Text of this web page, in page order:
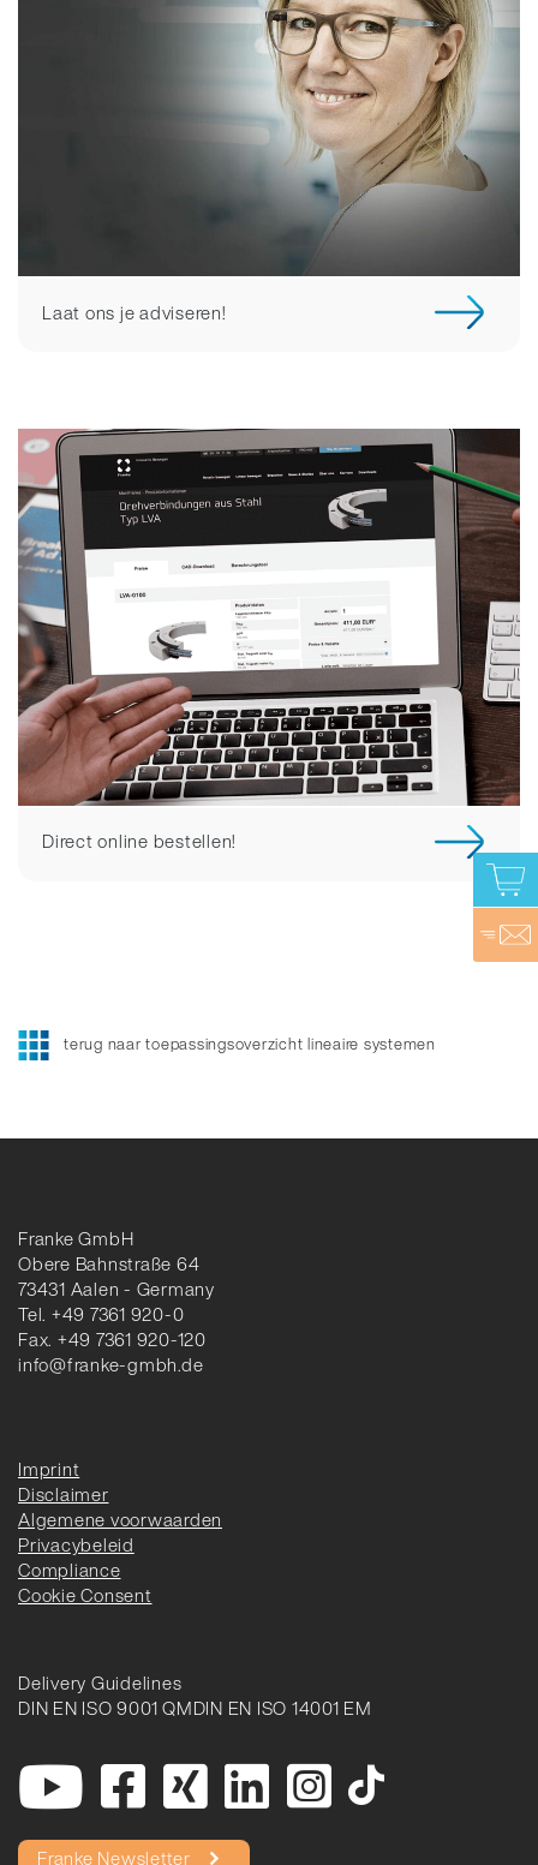
Laat ons je adviseren!
Direct online bestellen!
terug naar toepassingsoverzicht lineaire systemen
Franke GmbH
Obere Bahnstraße 64
73431 Aalen - Germany
Tel. +49 7361 920-0
Fax. +49 7361 920-120
info@franke-gmbh.de
Imprint
Disclaimer
Algemene voorwaarden
Privacybeleid
Compliance
Cookie Consent
Delivery Guidelines
DIN EN ISO 9001 QMDIN EN ISO 14001 EM
Franke Newsletter